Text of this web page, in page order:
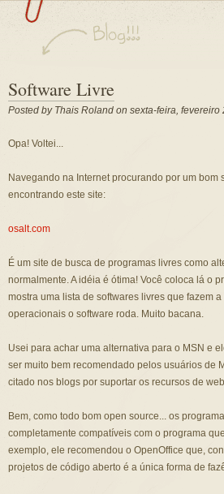
Software Livre
Posted by Thais Rolandon sexta-feira, fevereiro
Opa! Voltei...
Navegando na Internet procurando por um
encontrando este site:
osalt.com
É um site de busca de programas livres como
normalmente. A idéia é ótima! Você coloca lá o
mostra uma lista de softwares livres que fazem
operacionais o software roda. Muito bacana.
Usei para achar uma alternativa para o MSN e
ser muito bem recomendado pelos usuários de
citado nos blogs por suportar os recursos de
Bem, como todo bom open source... os
completamente compatíveis com o programa
exemplo, ele recomendou o OpenOffice que,
projetos de código aberto é a única forma de